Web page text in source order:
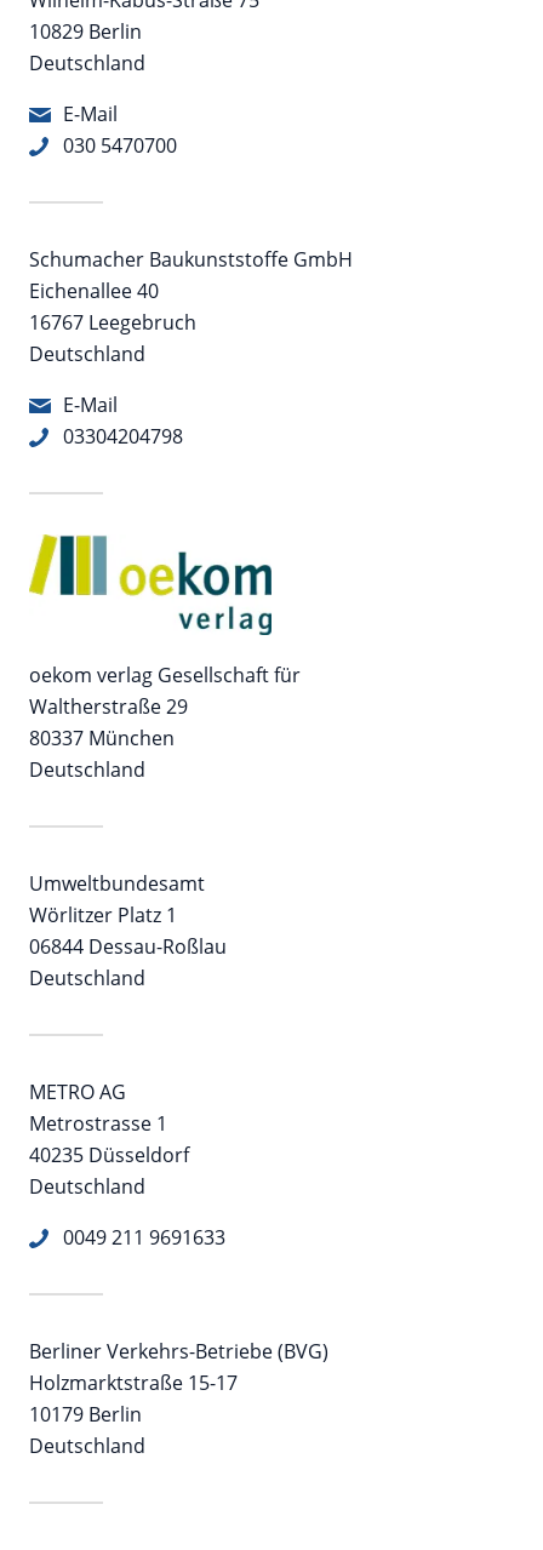
10829 Berlin
Deutschland
E-Mail
030 5470700
Schumacher Baukunststoffe GmbH
Eichenallee 40
16767 Leegebruch
Deutschland
E-Mail
03304204798
oekom verlag Gesellschaft für
Waltherstraße 29
80337 München
Deutschland
Umweltbundesamt
Wörlitzer Platz 1
06844 Dessau-Roßlau
Deutschland
METRO AG
Metrostrasse 1
40235 Düsseldorf
Deutschland
0049 211 9691633
Berliner Verkehrs-Betriebe (BVG)
Holzmarktstraße 15-17
10179 Berlin
Deutschland